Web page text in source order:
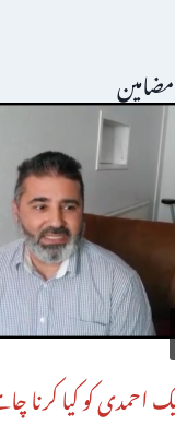
احمدی کو کیا کرنا